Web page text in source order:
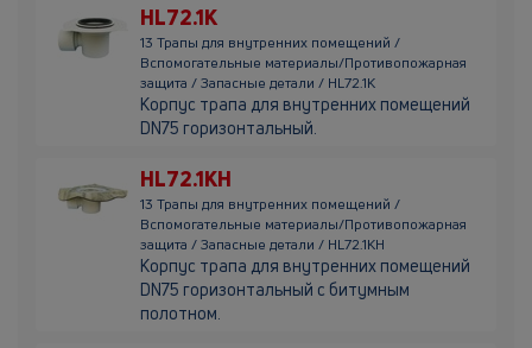
HL72.1K
13 Трапы для внутренних помещений /
Вспомогательные материалы/Противопожарная
защита / Запасные детали / HL72.1K
Корпус трапа для внутренних помещений
DN75 горизонтальный.
HL72.1KH
13 Трапы для внутренних помещений /
Вспомогательные материалы/Противопожарная
защита / Запасные детали / HL72.1KH
Корпус трапа для внутренних помещений
DN75 горизонтальный с битумным
полотном.